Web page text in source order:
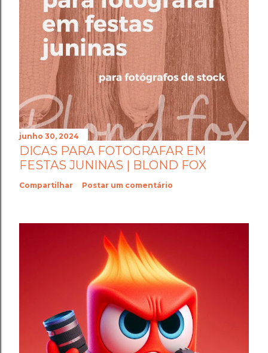
junho 30, 2024
DICAS PARA FOTOGRAFAR EM
FESTAS JUNINAS | BLOND FOX
Compartilhar Postar um comentário